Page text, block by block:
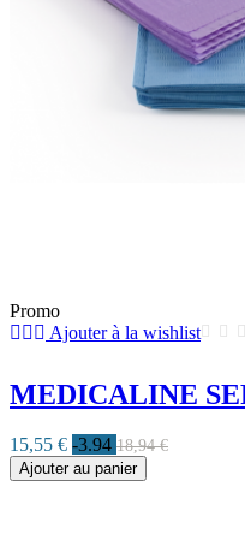
Promo
Ajouter à la wishlist
MEDICALINE
15,55 € -3.94 18,94 €
Ajouter au panier